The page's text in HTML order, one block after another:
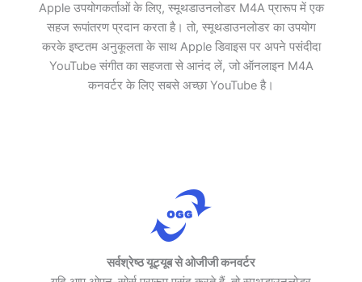
Apple उपयोगकर्ताओं के लिए, स्मूथडाउनलोडर M4A प्रारूप में एक
सहज रूपांतरण प्रदान करता है। तो, स्मूथडाउनलोडर का उपयोग
करके इष्टतम अनुकूलता के साथ Apple डिवाइस पर अपने पसंदीदा
YouTube संगीत का सहजता से आनंद लें, जो ऑनलाइन M4A
कनवर्टर के लिए सबसे अच्छा YouTube है।
सर्वश्रेष्ठ यूट्यूब से ओजीजी कनवर्टर